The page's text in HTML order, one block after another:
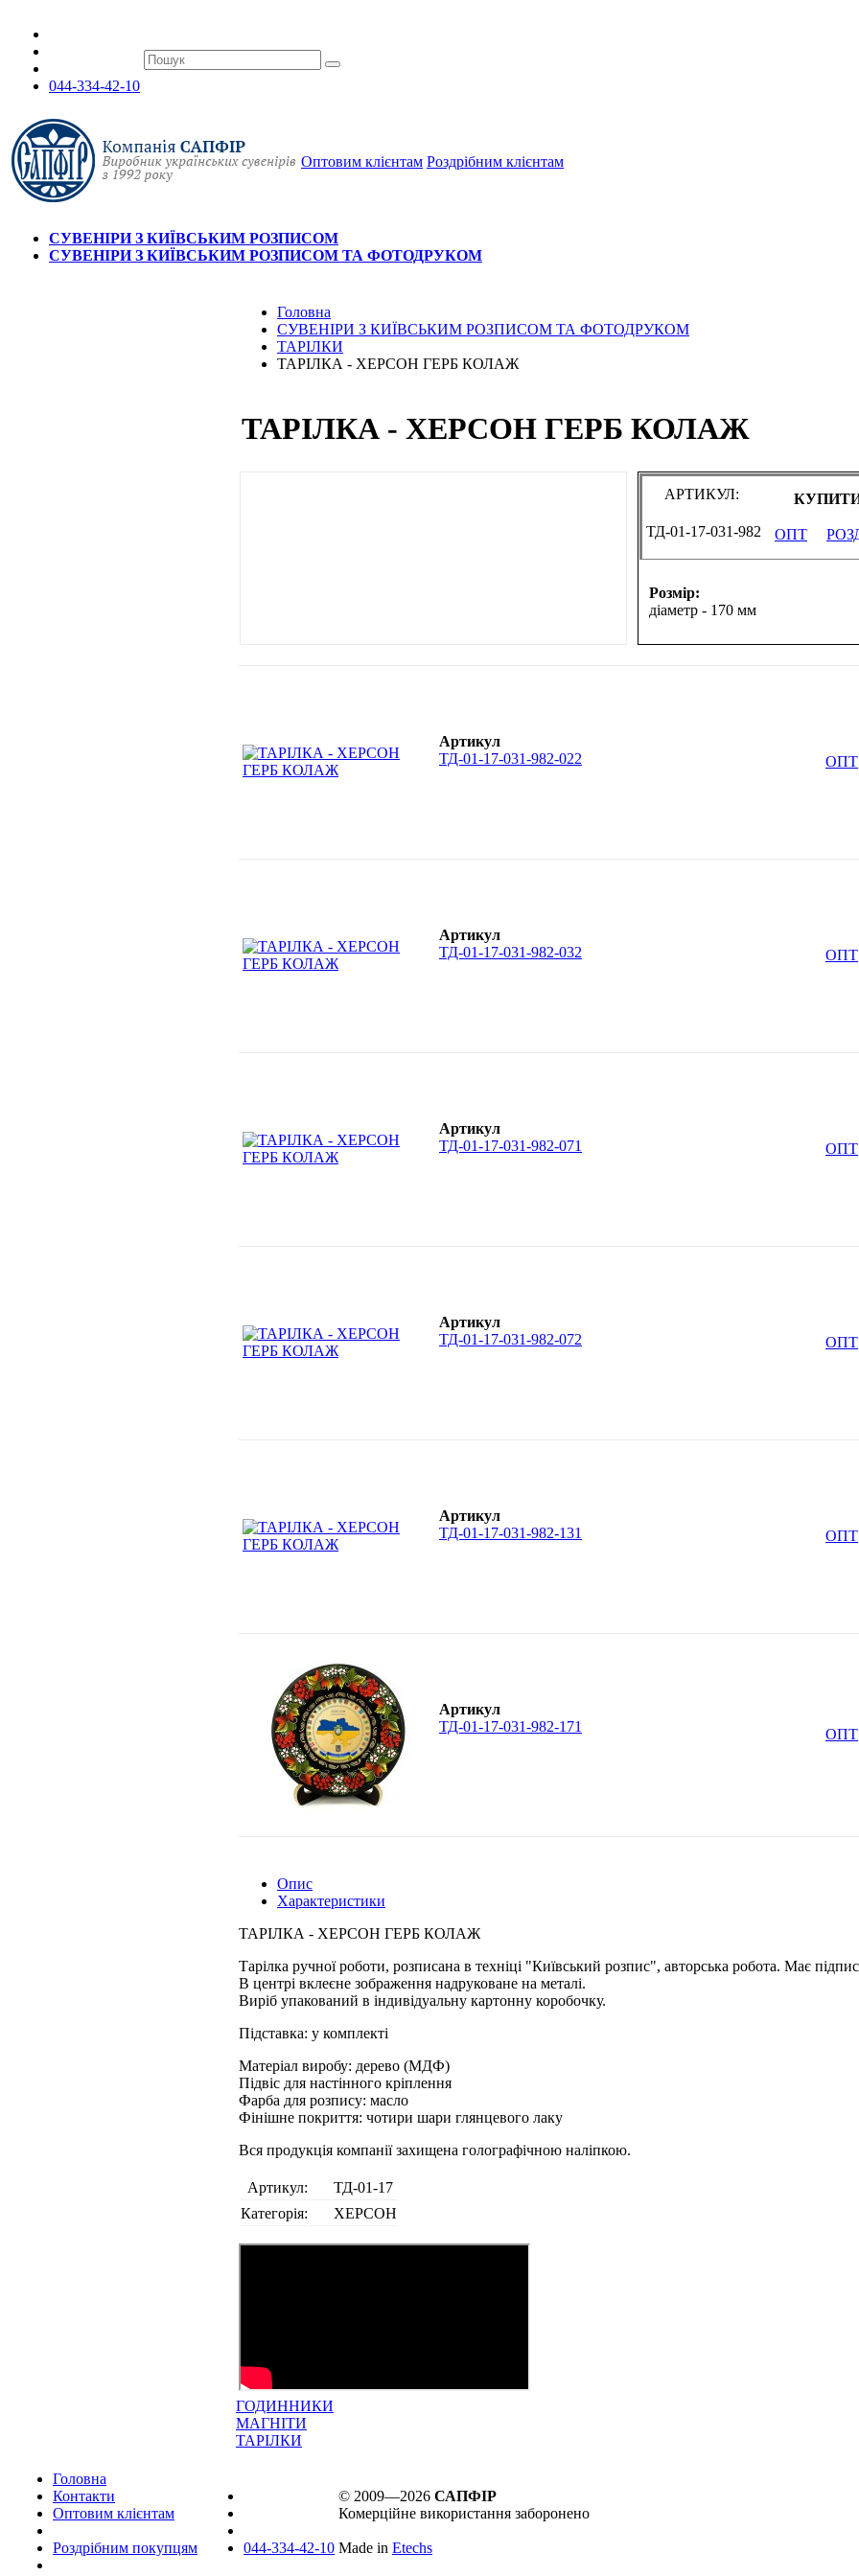
044-334-42-10
Оптовим клієнтам Роздрібним клієнтам
СУВЕНІРИ З КИЇВСЬКИМ РОЗПИСОМ
СУВЕНІРИ З КИЇВСЬКИМ РОЗПИСОМ ТА ФОТОДРУКОМ
Головна
СУВЕНІРИ З КИЇВСЬКИМ РОЗПИСОМ ТА ФОТОДРУКОМ
ТАРІЛКИ
ТАРІЛКА - ХЕРСОН ГЕРБ КОЛАЖ
ТАРІЛКА - ХЕРСОН ГЕРБ КОЛАЖ
АРТИКУЛ:
ТД-01-17-031-982 ОПТ
Розмір:
діаметр - 170 мм
Артикул
ТД-01-17-031-982-022
ОПТ
Артикул
ТД-01-17-031-982-032
ОПТ
Артикул
ТД-01-17-031-982-071
ОПТ
Артикул
ТД-01-17-031-982-072
ОПТ
Артикул
ТД-01-17-031-982-131
ОПТ
Артикул
ТД-01-17-031-982-171
ОПТ
Опис
Характеристики
ТАРІЛКА - ХЕРСОН ГЕРБ КОЛАЖ
Тарілка ручної роботи, розписана в техніці "Київський розпис", авторська робота. Має
В центрі вклеєне зображення надруковане на металі.
Виріб упакований в індивідуальну картонну коробочку.
Підставка: у комплекті
Матеріал виробу: дерево (МДФ)
Підвіс для настінного кріплення
Фарба для розпису: масло
Фінішне покриття: чотири шари глянцевого лаку
Вся продукція компанії захищена голографічною наліпкою.
Артикул:
ТД-01-17
Категорія:
ХЕРСОН
ГОДИННИКИ
МАГНІТИ
ТАРІЛКИ
Головна
Контакти
Оптовим клієнтам
Роздрібним покупцям 044-334-42-10
© 2009—2026 САПФІР
Комерційне використання заборонено
Made in Etechs